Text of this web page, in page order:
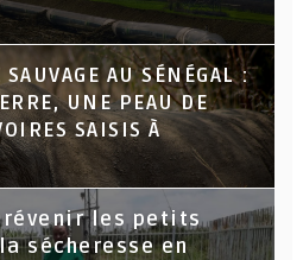
AU SÉNÉGAL :
UNE PEAU DE
SAISIS À
les petits
sécheresse en